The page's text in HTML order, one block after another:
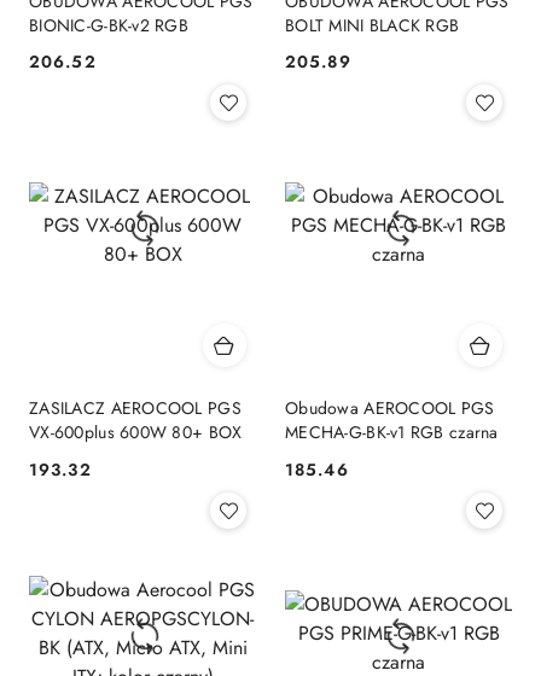
BIONIC-G-BK-v2 RGB
Cena:
206.52
BOLT MINI BLACK RGB
Cena:
205.89
ZASILACZ AEROCOOL PGS
VX-600plus 600W 80+ BOX
Cena:
193.32
Obudowa AEROCOOL PGS
MECHA-G-BK-v1 RGB czarna
Cena:
185.46